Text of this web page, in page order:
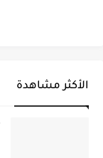
الأكثر مشاهدة